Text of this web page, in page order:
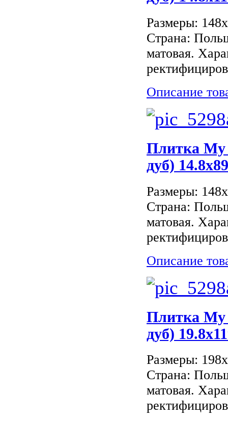
Размеры:
Страна:
матовая.
Описание
Плитка My
дуб)
Размеры:
Страна:
матовая.
Описание
Плитка My
дуб)
Размеры:
Страна:
матовая.